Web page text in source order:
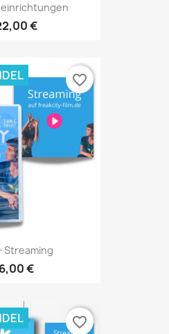
€
Streaming
€
favorite_border
favorite_border